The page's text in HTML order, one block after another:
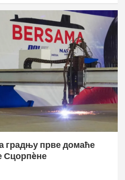
градњу прве домаће
Сцорпèне